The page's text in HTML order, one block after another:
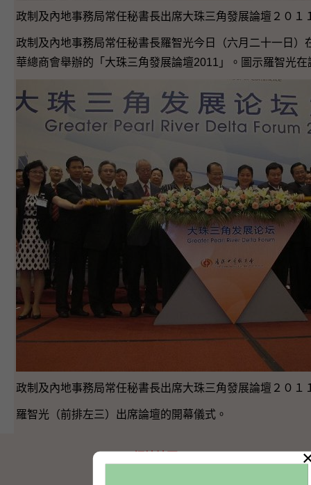
政制及內地事務局常任秘書長出席大珠三角發展論壇２０１
政制及內地事務局常任秘書長羅智光今日（六月二十一日）
華總商會舉辦的「大珠三角發展論壇2011」。圖示羅智光在
政制及內地事務局常任秘書長出席大珠三角發展論壇２０１
羅智光（前排左三）出席論壇的開幕儀式。